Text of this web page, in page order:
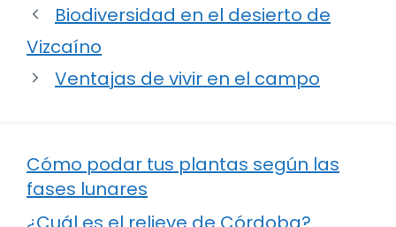
Biodiversidad en el desierto de
Vizcaíno
Ventajas de vivir en el campo
Cómo podar tus plantas según las
fases lunares